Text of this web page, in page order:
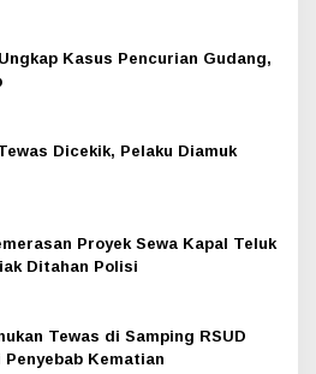
Kasus Pencurian Gudang,
Dicekik, Pelaku Diamuk
Proyek Sewa Kapal Teluk
Ditahan Polisi
Tewas di Samping RSUD
Kematian